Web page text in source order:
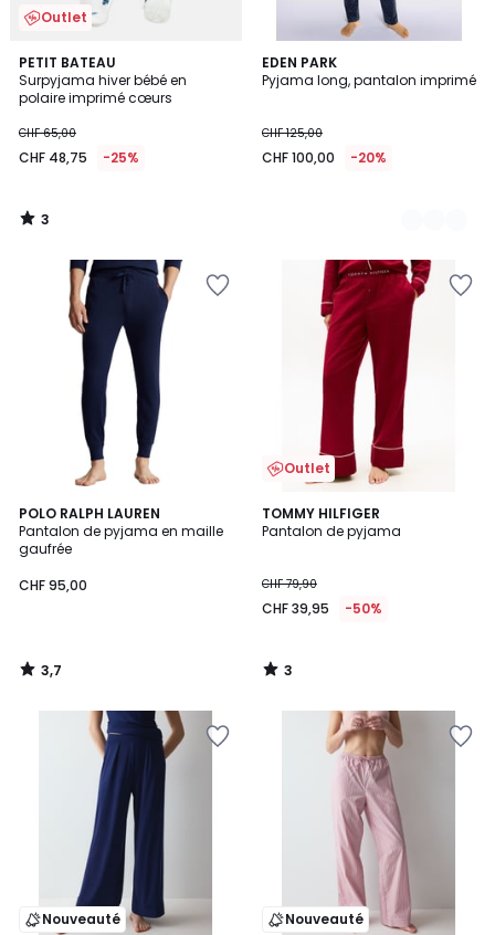
Outlet
PETIT BATEAU
Surpyjama hiver bébé en
polaire imprimé cœurs
CHF 65,00
CHF 48,75 -25%
3
/
5
3
/
EDEN PARK
Pyjama long, pantalon imprimé
CHF 125,00
CHF 100,00 -20%
2
Couleurs
POLO RALPH LAUREN
Pantalon de pyjama en maille
gaufrée
CHF 95,00
3,7
/ 5
3,7
/
Outlet
TOMMY HILFIGER
Pantalon de pyjama
CHF 79,90
CHF 39,95 -50%
3
/
3
/
Nouveauté Nouveauté